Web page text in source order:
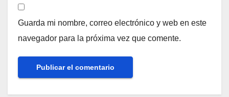
Guarda mi nombre, correo electrónico y web en este
navegador para la próxima vez que comente.